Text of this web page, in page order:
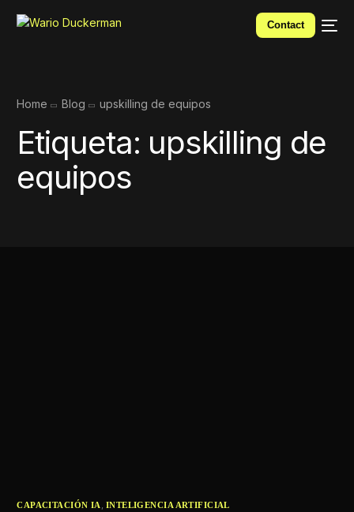
Contact
Home Blog upskilling de equipos
Etiqueta: upskilling de
equipos
CAPACITACIÓN IA , INTELIGENCIA ARTIFICIAL